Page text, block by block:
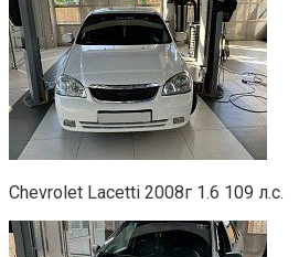
Chevrolet Lacetti 2008г 1.6 109 л.с.